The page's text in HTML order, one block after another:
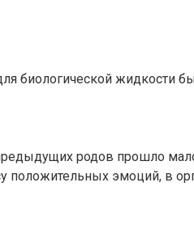
биологической жидкости
родов прошло
положительных эмоций, в